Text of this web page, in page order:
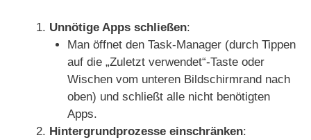
Unnötige Apps schließen:
Man öffnet den Task-Manager (durch Tippen
auf die „Zuletzt verwendet“-Taste oder
Wischen vom unteren Bildschirmrand nach
oben) und schließt alle nicht benötigten
Apps.
Hintergrundprozesse einschränken: